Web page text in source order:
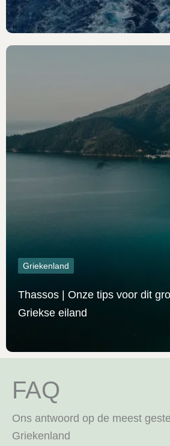
Griekenland
Thassos | Onze tips voor dit
Griekse eiland
FAQ
Ons antwoord op de meest
Griekenland